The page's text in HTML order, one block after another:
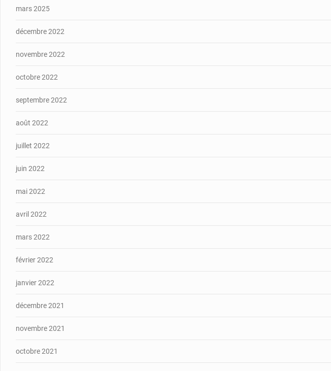
mars 2025
décembre 2022
novembre 2022
octobre 2022
septembre 2022
août 2022
juillet 2022
juin 2022
mai 2022
avril 2022
mars 2022
février 2022
janvier 2022
décembre 2021
novembre 2021
octobre 2021